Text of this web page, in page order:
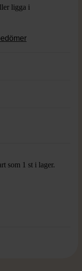
ligga i
som 1 st i lager.